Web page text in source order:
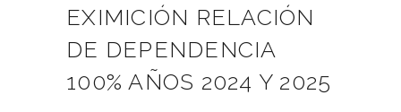
EXIMICIÓN RELACIÓN
DE DEPENDENCIA
100% AÑOS 2024 Y 2025